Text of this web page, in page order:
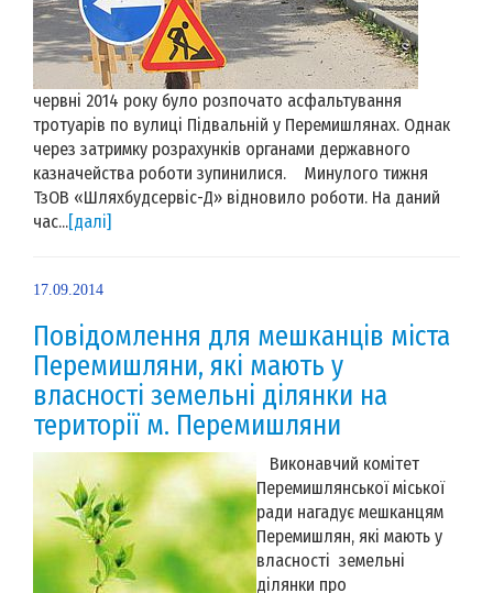
червні 2014 року було розпочато асфальтування
тротуарів по вулиці Підвальній у Перемишлянах. Однак
через затримку розрахунків органами державного
казначейства роботи зупинилися. Минулого тижня
ТзОВ «Шляхбудсервіс-Д» відновило роботи. На даний
час...[далі]
17.09.2014
Повідомлення для мешканців міста
Перемишляни, які мають у
власності земельні ділянки на
території м. Перемишляни
Виконавчий комітет
Перемишлянської міської
ради нагадує мешканцям
Перемишлян, які мають у
власності земельні
ділянки про